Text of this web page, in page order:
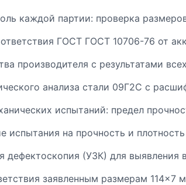
каждой партии: проверка
ГОСТ ГОСТ 10706-76 от
производителя с результатами
анализа стали 09Г2С с
испытаний: предел
испытания на прочность и
дефектоскопия (УЗК) для выявления
заявленным размерам 114×7